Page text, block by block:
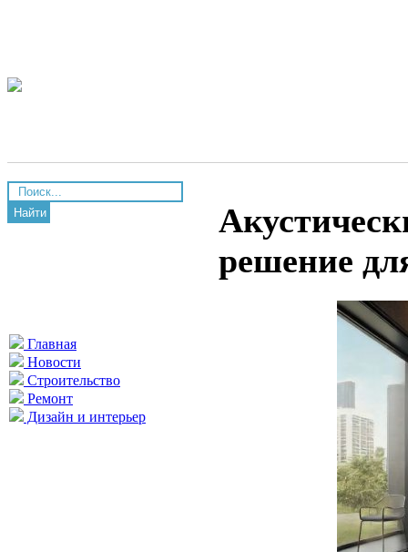
Найти
Главная
Новости
Строительство
Ремонт
Дизайн и интерьер
решение